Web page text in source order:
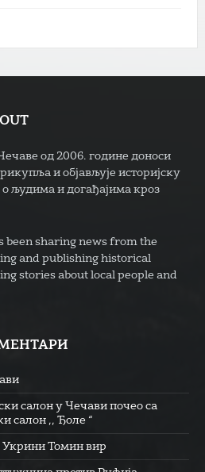
од 2006. године доноси
и објављује историјску
људима и догађајима кроз
been sharing news from the
and publishing historical
stories about local people and
салон у Чечави почео са
салон ,, Ђоле “
Томин вир